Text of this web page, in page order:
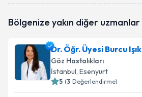
Bölgenize yakın diğer uzmanlar
Dr. Öğr. Üyesi Burcu Işık
Göz Hastalıkları
İstanbul, Esenyurt
5 (3 Değerlendirme)